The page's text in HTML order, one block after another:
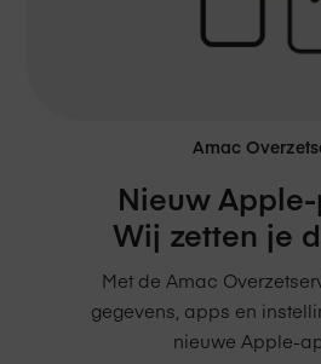
Amac
Nieuw
Wij zetten je
Met de Amac
gegevens, apps en
nieuwe Apple-